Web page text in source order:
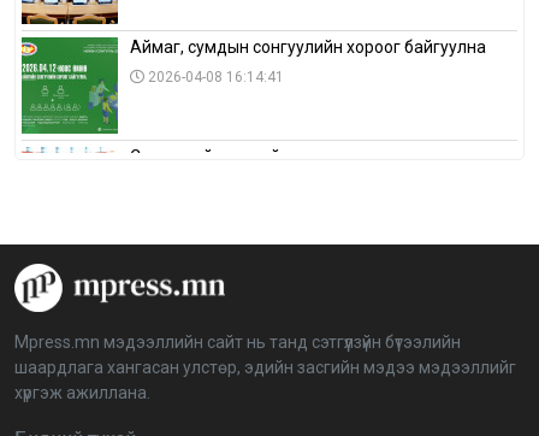
Аймаг, сумдын сонгуулийн хороог байгуулна
2026-04-08 16:14:41
Сонгуулийн хуулийн зөрчил, шалгах,
аймагт үргэлжилж байна
BTS-ийн тоглолтыг Netflix дэлхий даяар шууд
дамжуулна
Mpress.mn мэдээллийн сайт нь танд сэтгүүлзүйн бүтээлийн
шаардлага хангасан улстөр, эдийн засгийн мэдээ мэдээллийг
хүргэж ажиллана.